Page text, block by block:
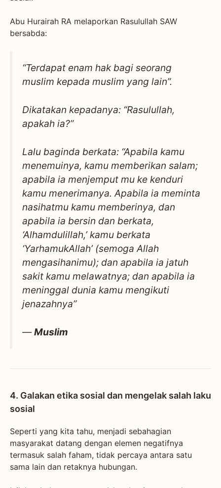
Abu Hurairah RA melaporkan Rasulullah SAW
bersabda:
“Terdapat enam hak bagi seorang
muslim kepada muslim yang lain”.
Dikatakan kepadanya: “Rasulullah,
apakah ia?”
Lalu baginda berkata: “Apabila kamu
menemuinya, kamu memberikan salam;
apabila ia menjemput mu ke kenduri
kamu menerimanya. Apabila ia meminta
nasihatmu kamu memberinya, dan
apabila ia bersin dan berkata,
‘Alhamdulillah,’ kamu berkata
‘YarhamukAllah’ (semoga Allah
mengasihanimu); dan apabila ia jatuh
sakit kamu melawatnya; dan apabila ia
meninggal dunia kamu mengikuti
jenazahnya”
—Muslim
4. Galakan etika sosial dan mengelak salah laku
sosial
Seperti yang kita tahu, menjadi sebahagian
masyarakat datang dengan elemen negatifnya
termasuk salah faham, tidak percaya antara satu
sama lain dan retaknya hubungan.